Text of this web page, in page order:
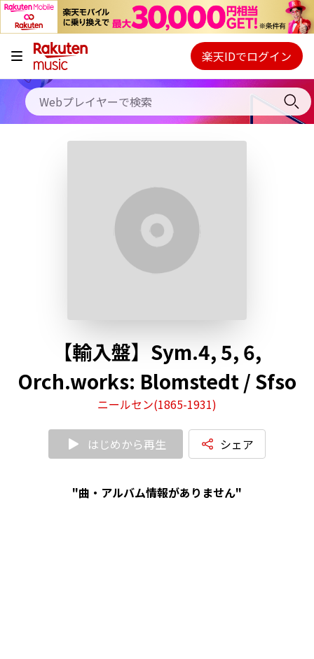
キャンペーン
料金プラン
使い方
Webプレイヤー
ご契約内容の確認・変更
楽天IDでログイン
【輸入盤】Sym.4, 5, 6,
Orch.works: Blomstedt / Sfso
ニールセン(1865-1931)
はじめから再生 シェア
"曲・アルバム情報がありません"